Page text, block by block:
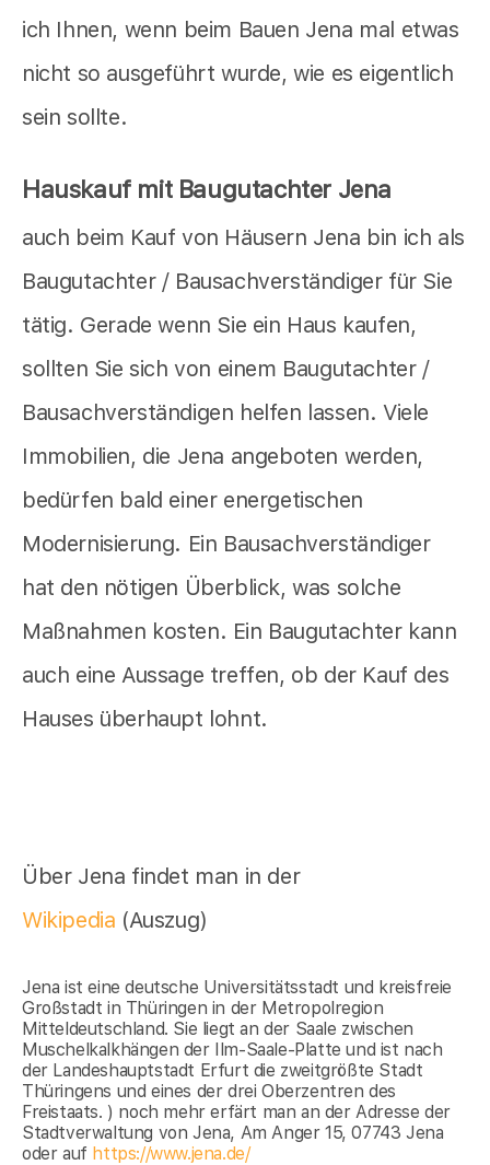
ich Ihnen, wenn beim Bauen Jena mal etwas
nicht so ausgeführt wurde, wie es eigentlich
sein sollte.
Hauskauf mit Baugutachter Jena
auch beim Kauf von Häusern Jena bin ich als
Baugutachter / Bausachverständiger für Sie
tätig. Gerade wenn Sie ein Haus kaufen,
sollten Sie sich von einem Baugutachter /
Bausachverständigen helfen lassen. Viele
Immobilien, die Jena angeboten werden,
bedürfen bald einer energetischen
Modernisierung. Ein Bausachverständiger
hat den nötigen Überblick, was solche
Maßnahmen kosten. Ein Baugutachter kann
auch eine Aussage treffen, ob der Kauf des
Hauses überhaupt lohnt.
Über Jena findet man in der
Wikipedia (Auszug)
Jena ist eine deutsche Universitätsstadt und kreisfreie
Großstadt in Thüringen in der Metropolregion
Mitteldeutschland. Sie liegt an der Saale zwischen
Muschelkalkhängen der Ilm-Saale-Platte und ist nach
der Landeshauptstadt Erfurt die zweitgrößte Stadt
Thüringens und eines der drei Oberzentren des
Freistaats. ) noch mehr erfärt man an der Adresse der
Stadtverwaltung von Jena, Am Anger 15, 07743 Jena
oder auf https://www.jena.de/